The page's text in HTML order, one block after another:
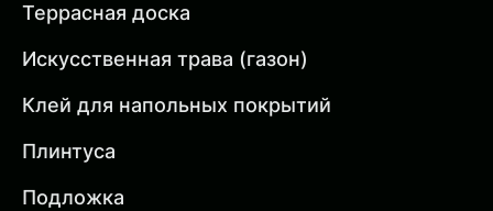
Террасная доска
Искусственная трава (газон)
Клей для напольных покрытий
Плинтуса
Подложка